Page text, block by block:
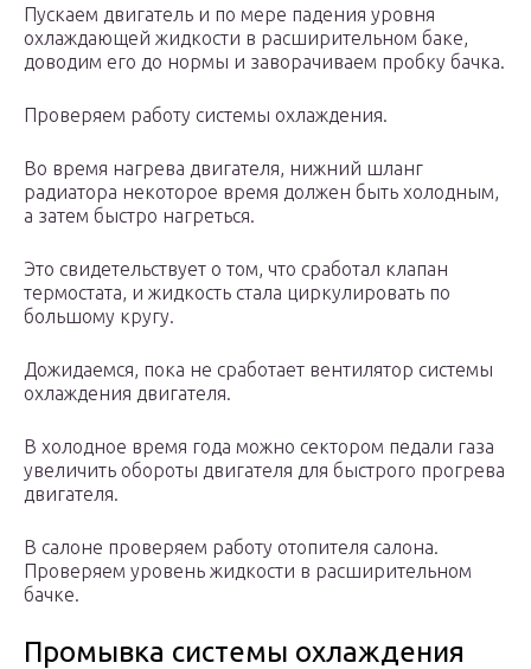
Пускаем двигатель и по мере падения уровня
охлаждающей жидкости в расширительном баке,
доводим его до нормы и заворачиваем пробку бачка.
Проверяем работу системы охлаждения.
Во время нагрева двигателя, нижний шланг
радиатора некоторое время должен быть холодным,
а затем быстро нагреться.
Это свидетельствует о том, что сработал клапан
термостата, и жидкость стала циркулировать по
большому кругу.
Дожидаемся, пока не сработает вентилятор системы
охлаждения двигателя.
В холодное время года можно сектором педали газа
увеличить обороты двигателя для быстрого прогрева
двигателя.
В салоне проверяем работу отопителя салона.
Проверяем уровень жидкости в расширительном
бачке.
Промывка системы охлаждения